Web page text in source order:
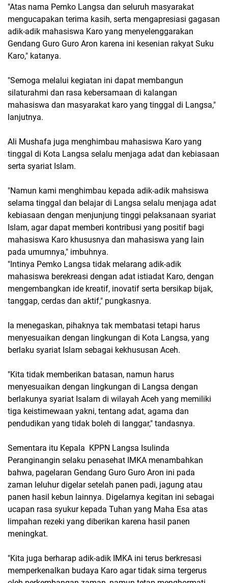
"Atas nama Pemko Langsa dan seluruh masyarakat
mengucapakan terima kasih, serta mengapresiasi gagasan
adik-adik mahasiswa Karo yang menyelenggarakan
Gendang Guro Guro Aron karena ini kesenian rakyat Suku
Karo," katanya.
"Semoga melalui kegiatan ini dapat membangun
silaturahmi dan rasa kebersamaan di kalangan
mahasiswa dan masyarakat karo yang tinggal di Langsa,"
lanjutnya.
Ali Mushafa juga menghimbau mahasiswa Karo yang
tinggal di Kota Langsa selalu menjaga adat dan kebiasaan
serta syariat Islam.
"Namun kami menghimbau kepada adik-adik mahsiswa
selama tinggal dan belajar di Langsa selalu menjaga adat
kebiasaan dengan menjunjung tinggi pelaksanaan syariat
Islam, agar dapat memberi kontribusi yang positif bagi
mahasiswa Karo khususnya dan mahasiswa yang lain
pada umumnya," imbuhnya.
"Intinya Pemko Langsa tidak melarang adik-adik
mahasiswa berekreasi dengan adat istiadat Karo, dengan
mengembangkan ide kreatif, inovatif serta bersikap bijak,
tanggap, cerdas dan aktif," pungkasnya.
Ia menegaskan, pihaknya tak membatasi tetapi harus
menyesuaikan dengan lingkungan di Kota Langsa, yang
berlaku syariat Islam sebagai kekhususan Aceh.
"Kita tidak memberikan batasan, namun harus
menyesuaikan dengan lingkungan di Langsa dengan
berlakunya syariat Isalam di wilayah Aceh yang memiliki
tiga keistimewaan yakni, tentang adat, agama dan
pendudikan yang tidak boleh di langgar," tandasnya.
Sementara itu Kepala KPPN Langsa Isulinda
Peranginangin selaku penasehat IMKA menambahkan
bahwa, pagelaran Gendang Guro Guro Aron ini pada
zaman leluhur digelar setelah panen padi, jagung atau
panen hasil kebun lainnya. Digelarnya kegitan ini sebagai
ucapan rasa syukur kepada Tuhan yang Maha Esa atas
limpahan rezeki yang diberikan karena hasil panen
meningkat.
"Kita juga berharap adik-adik IMKA ini terus berkresasi
memperkenalkan budaya Karo agar tidak sirna tergerus